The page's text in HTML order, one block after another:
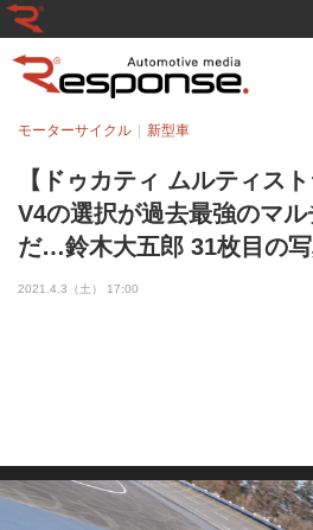
【ドゥカティ ムルティス
V4の選択が過去最強のマ
だ…鈴木大五郎 31枚目の
モーターサイクル 新型車
2021.4.3（土） 17:00